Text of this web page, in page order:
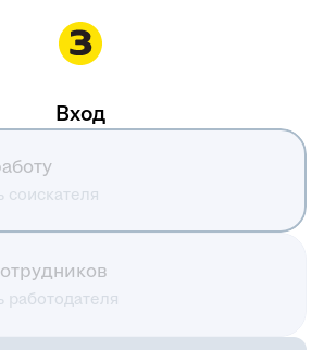
Вход
соискателя
работодателя